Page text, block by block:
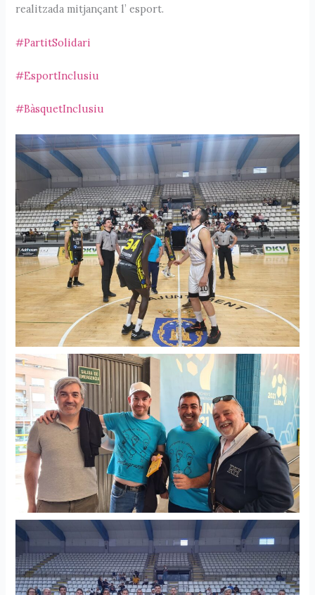
realitzada mitjançant l’ esport.
#PartitSolidari
#EsportInclusiu
#BàsquetInclusiu